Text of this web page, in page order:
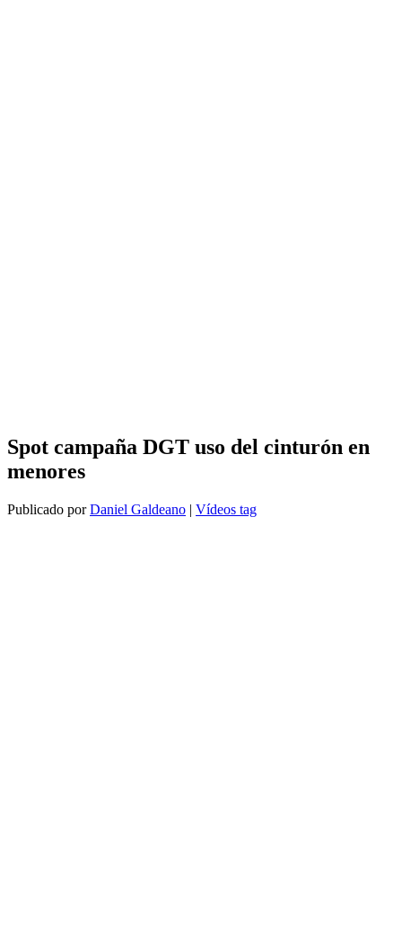
Spot campaña DGT uso del cinturón en
menores
Publicado porDaniel Galdeano | Vídeos tag